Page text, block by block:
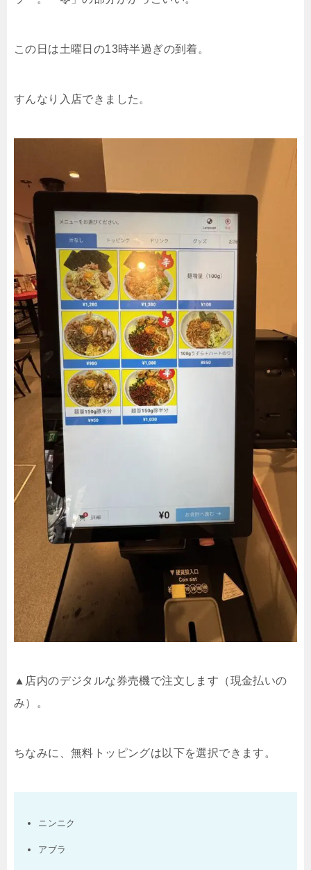
この日は土曜日の13時半過ぎの到着。
すんなり入店できました。
▲店内のデジタルな券売機で注文します（現金払いの
み）。
ちなみに、無料トッピングは以下を選択できます。
ニンニク
アブラ